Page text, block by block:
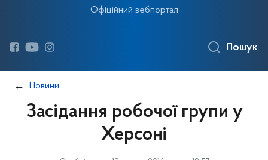
Офіційний вебпортал
Пошук
Новини
Засідання робочої групи у
Херсоні